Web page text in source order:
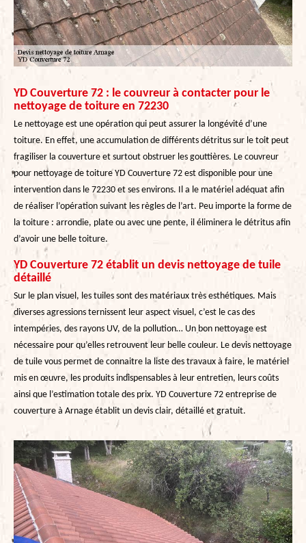
YD Couverture 72 : le couvreur à contacter pour le
nettoyage de toiture en 72230
Le nettoyage est une opération qui peut assurer la longévité d’une
toiture. En effet, une accumulation de différents détritus sur le toit peut
fragiliser la couverture et surtout obstruer les gouttières. Le couvreur
pour nettoyage de toiture YD Couverture 72 est disponible pour une
intervention dans le 72230 et ses environs. Il a le matériel adéquat afin
de réaliser l’opération suivant les règles de l’art. Peu importe la forme de
la toiture : arrondie, plate ou avec une pente, il éliminera le détritus afin
d’avoir une belle toiture.
YD Couverture 72 établit un devis nettoyage de tuile
détaillé
Sur le plan visuel, les tuiles sont des matériaux très esthétiques. Mais
diverses agressions ternissent leur aspect visuel, c’est le cas des
intempéries, des rayons UV, de la pollution… Un bon nettoyage est
nécessaire pour qu’elles retrouvent leur belle couleur. Le devis nettoyage
de tuile vous permet de connaitre la liste des travaux à faire, le matériel
mis en œuvre, les produits indispensables à leur entretien, leurs coûts
ainsi que l’estimation totale des prix. YD Couverture 72 entreprise de
couverture à Arnage établit un devis clair, détaillé et gratuit.